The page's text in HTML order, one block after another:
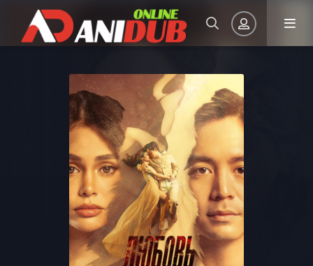
Авторизация
Запомнить
ВОЙТИ НА САЙТ
Регистрация Восстановить пароль